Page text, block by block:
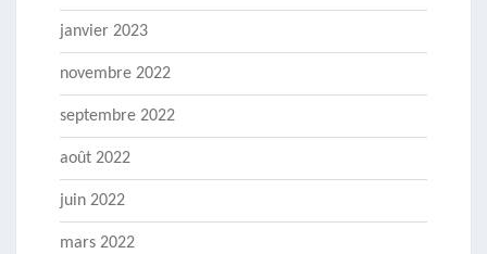
janvier 2023
novembre 2022
septembre 2022
août 2022
juin 2022
mars 2022